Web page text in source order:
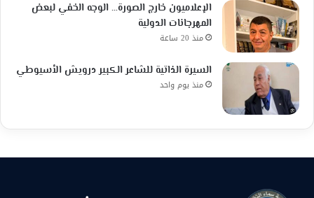
الإعلاميون خارج الصورة… الوجه الخفي لبعض
المهرجانات الدولية
منذ 20 ساعة
السيرة الذاتية للشاعر الكبير درويش الأسيوطي
منذ يوم واحد